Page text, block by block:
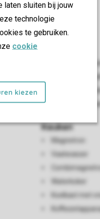
laten sluiten bij jouw
technologie
te gebruiken.
cookie
kiezen
smart-tv. De keuken is
één met een
Het appartement is
ligt nabij de
Keuken
Magnetron
Vaatwasser
Waterkoker
Koelkast met